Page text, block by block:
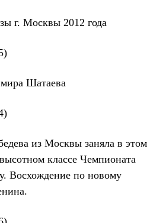
г. Москвы 2012 года
Шатаева
из Москвы заняла в этом
классе Чемпионата
Восхождение по новому